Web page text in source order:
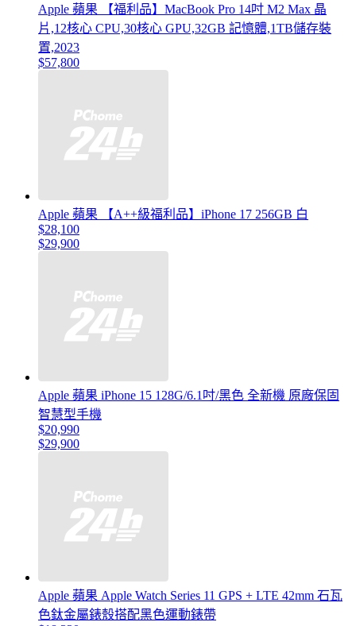
Apple 蘋果 【福利品】MacBook Pro 14吋 M2 Max 晶
片,12核心 CPU,30核心 GPU,32GB 記憶體,1TB儲存裝
置,2023
$57,800
Apple 蘋果 【A++級福利品】iPhone 17 256GB 白
$28,100
$29,900
Apple 蘋果 iPhone 15 128G/6.1吋/黑色 全新機 原廠保固
智慧型手機
$20,990
$29,900
Apple 蘋果 Apple Watch Series 11 GPS + LTE 42mm 石瓦
色鈦金屬錶殼搭配黑色運動錶帶